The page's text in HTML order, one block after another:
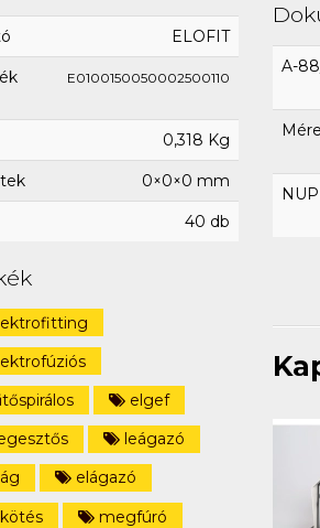
A-
ELOFIT
E0100150050002500110
0,318 Kg
0×0×0 mm
40 db
elgef
leágazó
elágazó
megfúró